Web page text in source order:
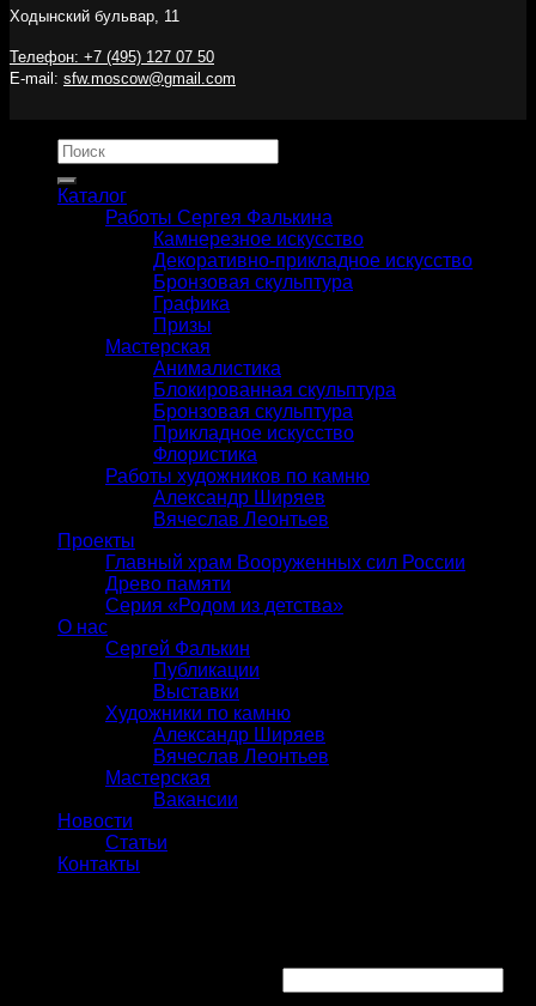
Ходынский бульвар, 11
Телефон: +7 (495) 127 07 50
E-mail: sfw.moscow@gmail.com
Искать:
Каталог
Работы Сергея Фалькина
Камнерезное искусство
Декоративно-прикладное искусство
Бронзовая скульптура
Графика
Призы
Мастерская
Анималистика
Блокированная скульптура
Бронзовая скульптура
Прикладное искусство
Флористика
Работы художников по камню
Александр Ширяев
Вячеслав Леонтьев
Проекты
Главный храм Вооруженных сил России
Древо памяти
Серия «Родом из детства»
О нас
Сергей Фалькин
Публикации
Выставки
Художники по камню
Александр Ширяев
Вячеслав Леонтьев
Мастерская
Вакансии
Новости
Статьи
Контакты